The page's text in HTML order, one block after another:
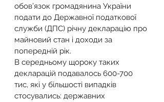
обов’язок громадянина України
подати до Державної податкової
служби (ДПС) річну декларацію про
майновий стан і доходи за
попередній рік.
В середньому щороку таких
декларацій подавалось 600-700
тис, які у більшості випадків
стосувались: державних